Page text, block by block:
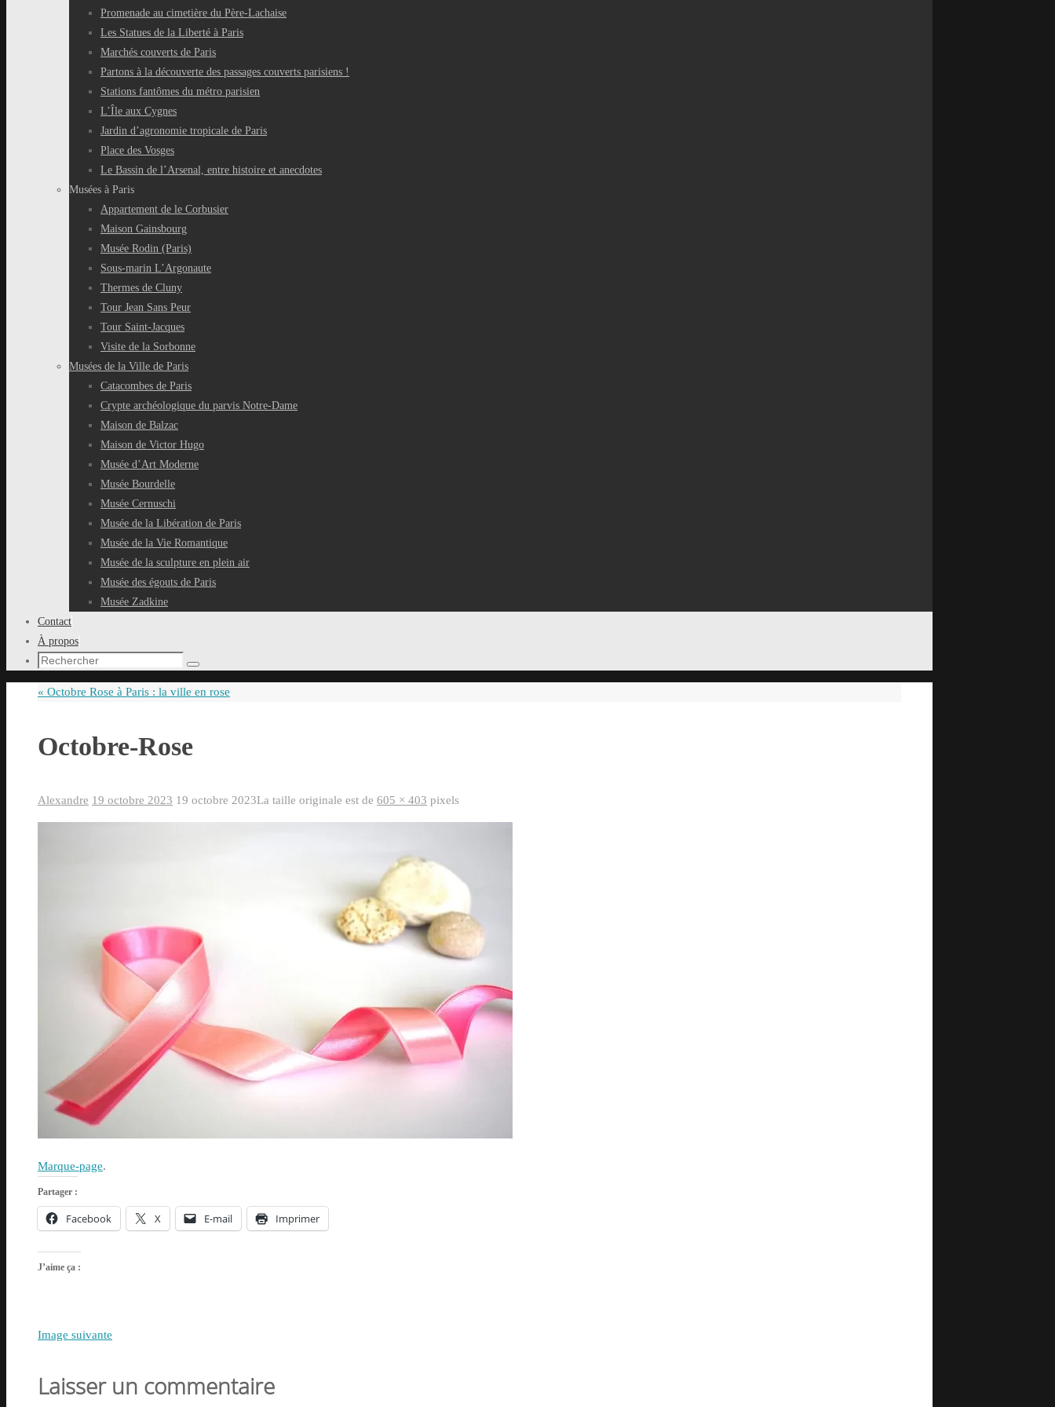
Promenade au cimetière du Père-Lachaise
Les Statues de la Liberté à Paris
Marchés couverts de Paris
Partons à la découverte des passages couverts parisiens !
Stations fantômes du métro parisien
L’Île aux Cygnes
Jardin d’agronomie tropicale de Paris
Place des Vosges
Le Bassin de l’Arsenal, entre histoire et anecdotes
Musées à Paris
Appartement de le Corbusier
Maison Gainsbourg
Musée Rodin (Paris)
Sous-marin L’Argonaute
Thermes de Cluny
Tour Jean Sans Peur
Tour Saint-Jacques
Visite de la Sorbonne
Musées de la Ville de Paris
Catacombes de Paris
Crypte archéologique du parvis Notre-Dame
Maison de Balzac
Maison de Victor Hugo
Musée d’Art Moderne
Musée Bourdelle
Musée Cernuschi
Musée de la Libération de Paris
Musée de la Vie Romantique
Musée de la sculpture en plein air
Musée des égouts de Paris
Musée Zadkine
Contact
À propos
Recherche
:
Rechercher
« Octobre Rose à Paris : la ville en rose
Octobre-Rose
Alexandre 19 octobre 2023 19 octobre 2023La taille originale est de 605 × 403 pixels
Marque-page.
Partager :
Facebook X E-mail Imprimer
J’aime ça :
Image suivante
Laisser un commentaire